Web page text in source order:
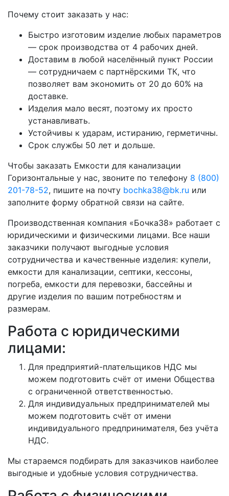
Почему стоит заказать у нас:
Быстро изготовим изделие любых параметров
— срок производства от 4 рабочих дней.
Доставим в любой населённый пункт России
— сотрудничаем с партнёрскими ТК, что
позволяет вам экономить от 20 до 60% на
доставке.
Изделия мало весят, поэтому их просто
устанавливать.
Устойчивы к ударам, истиранию, герметичны.
Срок службы 50 лет и дольше.
Чтобы заказать Емкости для канализации
Горизонтальные у нас, звоните по телефону 8 (800)
201-78-52, пишите на почту bochka38@bk.ru или
заполните форму обратной связи на сайте.
Производственная компания «Бочка38» работает с
юридическими и физическими лицами. Все наши
заказчики получают выгодные условия
сотрудничества и качественные изделия: купели,
емкости для канализации, септики, кессоны,
погреба, емкости для перевозки, бассейны и
другие изделия по вашим потребностям и
размерам.
Работа с юридическими
лицами:
Для предприятий-плательщиков НДС мы
можем подготовить счёт от имени Общества
с ограниченной ответственностью.
Для индивидуальных предпринимателей мы
можем подготовить счёт от имени
индивидуального предпринимателя, без учёта
НДС.
Мы стараемся подбирать для заказчиков наиболее
выгодные и удобные условия сотрудничества.